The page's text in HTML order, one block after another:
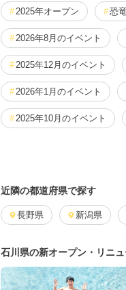
2025年オープン 恐
2026年8月のイベント
2025年12月のイベント
2026年1月のイベント
2025年10月のイベント
2024年11月のイベント
2024年5月のイベント
2024年7月のイベント
近隣の都道府県で探す
長野県 新潟県
石川県の新オープン・リニ